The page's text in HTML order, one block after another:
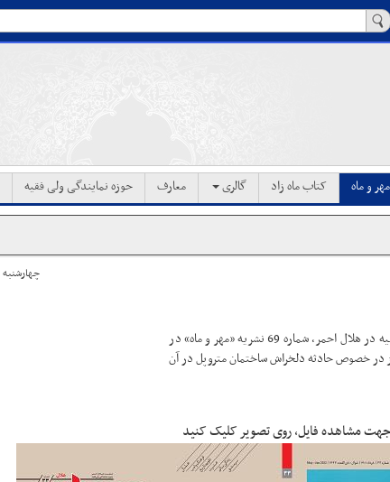
و ماه کتاب ماه زاد گالری معارف حوزه نمایندگی ولی فقیه
معاونت فرهنگی و امور آموزشی و پژوهشی حوزه نمایندگی ولی فقیه در هلال احمر، شماره 69 نشریه «مهر و ماه» در
نیز در خصوص حادثه دلخراش ساختمان متروپل در آن
چهارشنبه ۲۵ خرداد ۱۴۰۱ ساعت ۱۱:۳۸
جهت مشاهده فایل، روی تصویر کلیک کنید